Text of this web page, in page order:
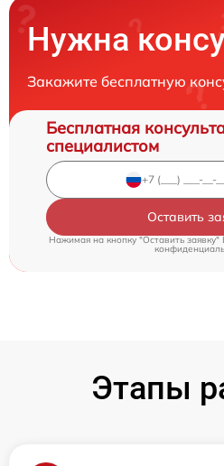
Нужна
Закажите бесплатную
Бесплатная
специалистом
Оставить
Нажимая на кнопку "Оставить
Этапы